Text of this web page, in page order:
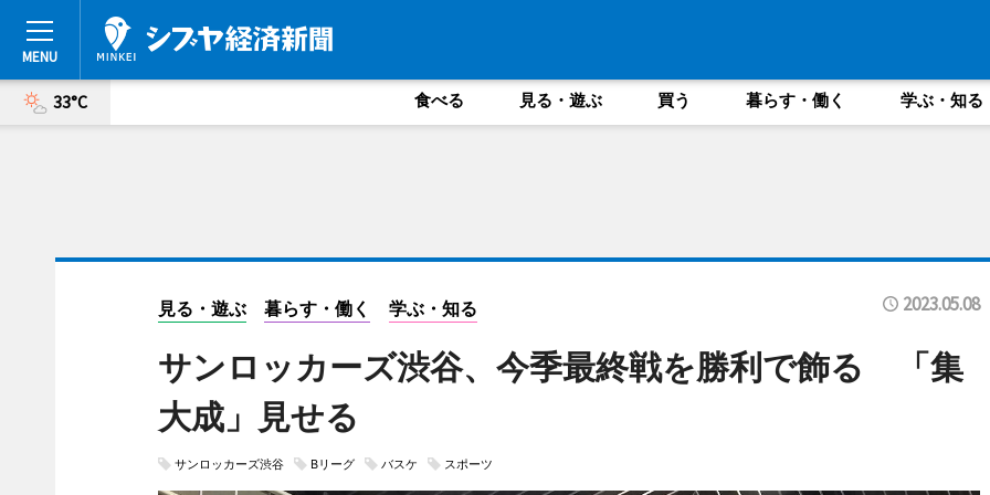
33°C 食べる 見る・遊ぶ 買う 暮らす・働く 学ぶ・知る
見る・遊ぶ 暮らす・働く 学ぶ・知る 2023.05.08
サンロッカーズ渋谷、今季最終戦を勝利で飾る 「集
大成」見せる
サンロッカーズ渋谷 Bリーグ バスケ スポーツ